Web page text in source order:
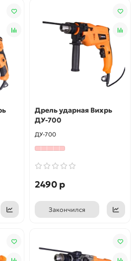
Дрель ударная Вихрь
ДУ-700
ДУ-700
2490 р
Закончился